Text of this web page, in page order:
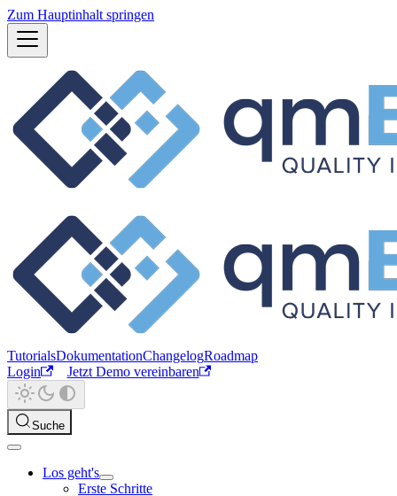
Zum Hauptinhalt springen
TutorialsDokumentationChangelogRoadmap
Login
Jetzt Demo vereinbaren
Suche
Los geht's
Erste Schritte